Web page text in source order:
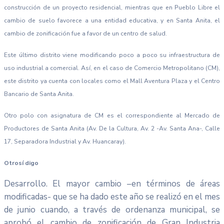
construcción de un proyecto residencial, mientras que en Pueblo Libre el
cambio de suelo favorece a una entidad educativa, y en Santa Anita, el
cambio de zonificación fue a favor de un centro de salud.
Este último distrito viene modificando poco a poco su infraestructura de
uso industrial a comercial. Así, en el caso de Comercio Metropolitano (CM),
este distrito ya cuenta con locales como el Mall Aventura Plaza y el Centro
Bancario de Santa Anita.
Otro polo con asignatura de CM es el correspondiente al Mercado de
Productores de Santa Anita (Av. De la Cultura, Av. 2 -Av. Santa Ana-, Calle
17, Separadora Industrial y Av. Huancaray).
Otrosí digo
Desarrollo. El mayor cambio –en términos de áreas
modificadas- que se ha dado este año se realizó en el mes
de junio cuando, a través de ordenanza municipal, se